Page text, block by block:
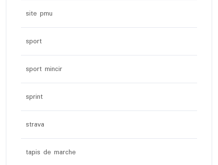
site pmu
sport
sport mincir
sprint
strava
tapis de marche